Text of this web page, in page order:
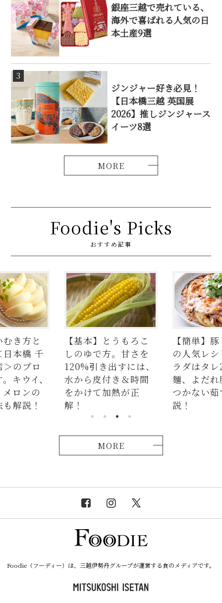
銀座三越で売れている、
海外で喜ばれる人気の日
本土産9選
3
ジンジャー好き必見！
【日本橋三越 英国展
2026】推しジンジャース
イーツ8選
Foodie's Picks
おすすめ記事
き方と
本橋 千
のプロ
キウイ、
ロンの
解説！
【基本】とうもろこ
しのゆで方。甘さを
120%引き出すには、
水から皮付き＆時間
をかけて加熱が正
解！
【簡単】
の人気レ
ラダはタ
麺、よだ
つかない
説！
MORE
Foodie（フーディー）は、三越伊勢丹グループが運営する食のメディアです。